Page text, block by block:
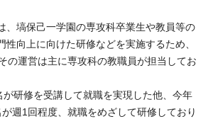
、塙保己一学園の専攻科卒業生や教員等の
性向上に向けた研修などを実施するため、
の運営は主に専攻科の教職員が担当してお
研修を受講して就職を実現した他、今年
週1回程度、就職をめざして研修しており